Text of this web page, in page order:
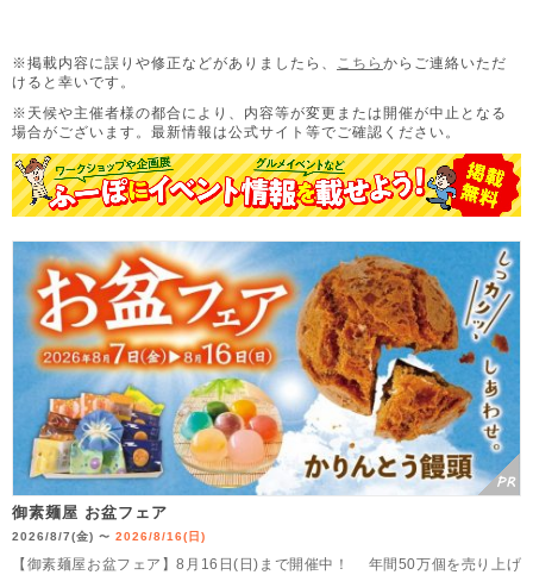
※掲載内容に誤りや修正などがありましたら、 こちら からご連絡いただ
けると幸いです。
※天候や主催者様の都合により、内容等が変更または開催が中止となる
場合がございます。 最新情報は公式サイト等でご確認ください。
御素麺屋 お盆フェア
2026/8/7(金) 〜 2026/8/16(日)
【御素麺屋お盆フェア】8月16日(日)まで開催中！ 年間50万個を売り上げ